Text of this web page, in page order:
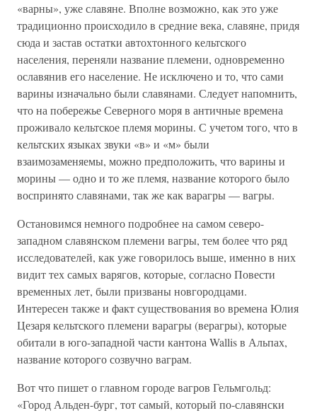
«варны», уже славяне. Вполне возможно, как это уже
традиционно происходило в средние века, славяне, придя
сюда и застав остатки автохтонного кельтского
населения, переняли название племени, одновременно
ославянив его население. Не исключено и то, что сами
варины изначально были славянами. Следует напомнить,
что на побережье Северного моря в античные времена
проживало кельтское племя морины. С учетом того, что в
кельтских языках звуки «в» и «м» были
взаимозаменяемы, можно предположить, что варины и
морины — одно и то же племя, название которого было
воспринято славянами, так же как варагры — вагры.
Остановимся немного подробнее на самом северо-
западном славянском племени вагры, тем более что ряд
исследователей, как уже говорилось выше, именно в них
видит тех самых варягов, которые, согласно Повести
временных лет, были призваны новгородцами.
Интересен также и факт существования во времена Юлия
Цезаря кельтского племени варагры (верагры), которые
обитали в юго-западной части кантона Wallis в Альпах,
название которого созвучно ваграм.
Вот что пишет о главном городе вагров Гельмгольд:
«Город Альден-бург, тот самый, который по-славянски